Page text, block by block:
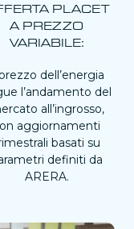
PLACET
A PREZZO
VARIABILE:
dell’energia
l’andamento del
all’ingrosso,
aggiornamenti
basati su
definiti da
ARERA.